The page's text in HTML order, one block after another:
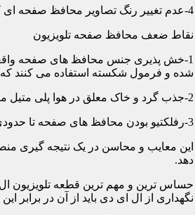
4-عدم تغییر رنگ تصاویر محافظ صفحه ای که از متریال گرید A ساخته شده باشد در رنگ ها کوچکترین دخالتی از خود نشان نمی دهد و شما می توانید با خیالی آسوده از تصاویر و رنگهای اورجینال لذت ببرید.
نقاط ضعف محافظ صفحه تلویزیون
1-خش پذیری جنس محافظ های صفحه واقعی
شده و فرمول شکسته استفاده می کنند که
2-جذب گرد و خاک معلق در هوا پلی متیل متا آکریلات بعد از جدا شدن کاور دارای الکتریسیته ساکن می شود و جاذب گرد و خاک؛ که به مرور زمان این حالت کم و کمتر می شود.
3-رفلکتیو بودن محافظ های صفحه تا حدودی نورهای محیطی را منعکس می کنند و این یکی از معایب آن هاست که با جابجایی تلویزیون یا منابع نوری می توان رفلکس را کنترل کرد.
این معایب و محاسن در یک نتیجه گیری
دهد.
حساس ترین و مهم ترین قطعه تلویزیون
نگهداری از ال ای دی باید از آن در برابر